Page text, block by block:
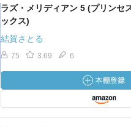
ラズ・メリディアン 5 (プリンセ
ックス)
結賀さとる
75 3.69 6